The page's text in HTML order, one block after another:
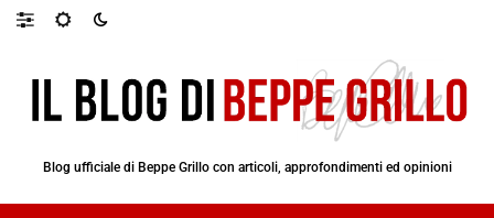
Blog ufficiale di Beppe Grillo con articoli, approfondimenti ed opinioni